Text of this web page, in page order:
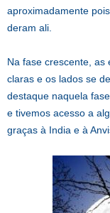
aproximadamente
deram ali.
Na fase crescente, as
claras e os lados se
destaque naquela
e tivemos acesso a
graças à India e à